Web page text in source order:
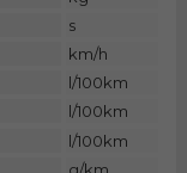
s
km/h
l/100km
l/100km
l/100km
g/km